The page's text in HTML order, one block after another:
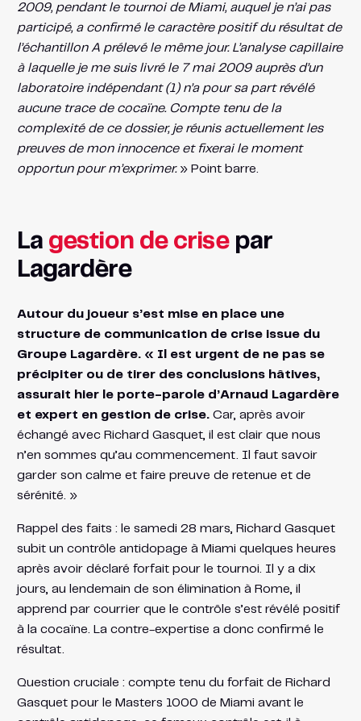
2009, pendant le tournoi de Miami, auquel je n’ai pas
participé, a confirmé le caractère positif du résultat de
l’échantillon A prélevé le même jour. L’analyse capillaire
à laquelle je me suis livré le 7 mai 2009 auprès d’un
laboratoire indépendant (1) n’a pour sa part révélé
aucune trace de cocaïne. Compte tenu de la
complexité de ce dossier, je réunis actuellement les
preuves de mon innocence et fixerai le moment
opportun pour m’exprimer.» Point barre.
La gestion de crisepar
Lagardère
Autour du joueur s’est mise en place une
structure de communication de crise issue du
Groupe Lagardère. « Il est urgent de ne pas se
précipiter ou de tirer des conclusions hâtives,
assurait hier le porte-parole d’Arnaud Lagardère
et expert en gestion de crise.Car, après avoir
échangé avec Richard Gasquet, il est clair que nous
n’en sommes qu’au commencement. Il faut savoir
garder son calme et faire preuve de retenue et de
sérénité. »
Rappel des faits : le samedi 28 mars, Richard Gasquet
subit un contrôle antidopage à Miami quelques heures
après avoir déclaré forfait pour le tournoi. Il y a dix
jours, au lendemain de son élimination à Rome, il
apprend par courrier que le contrôle s’est révélé positif
à la cocaïne. La contre-expertise a donc confirmé le
résultat.
Question cruciale : compte tenu du forfait de Richard
Gasquet pour le Masters 1000 de Miami avant le